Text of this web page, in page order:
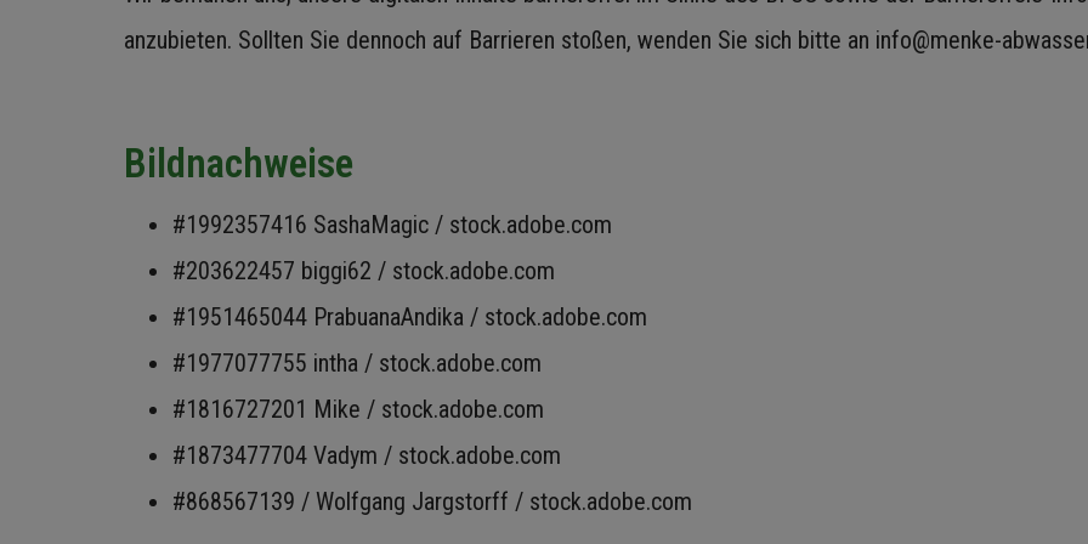
anzubieten. Sollten Sie dennoch auf Barrieren stoßen, wenden Sie sich bitte an info@menke-
Bildnachweise
#1992357416 SashaMagic / stock.adobe.com
#203622457 biggi62 / stock.adobe.com
#1951465044 PrabuanaAndika / stock.adobe.com
#1977077755 intha / stock.adobe.com
#1816727201 Mike / stock.adobe.com
#1873477704 Vadym / stock.adobe.com
#868567139 / Wolfgang Jargstorff / stock.adobe.com